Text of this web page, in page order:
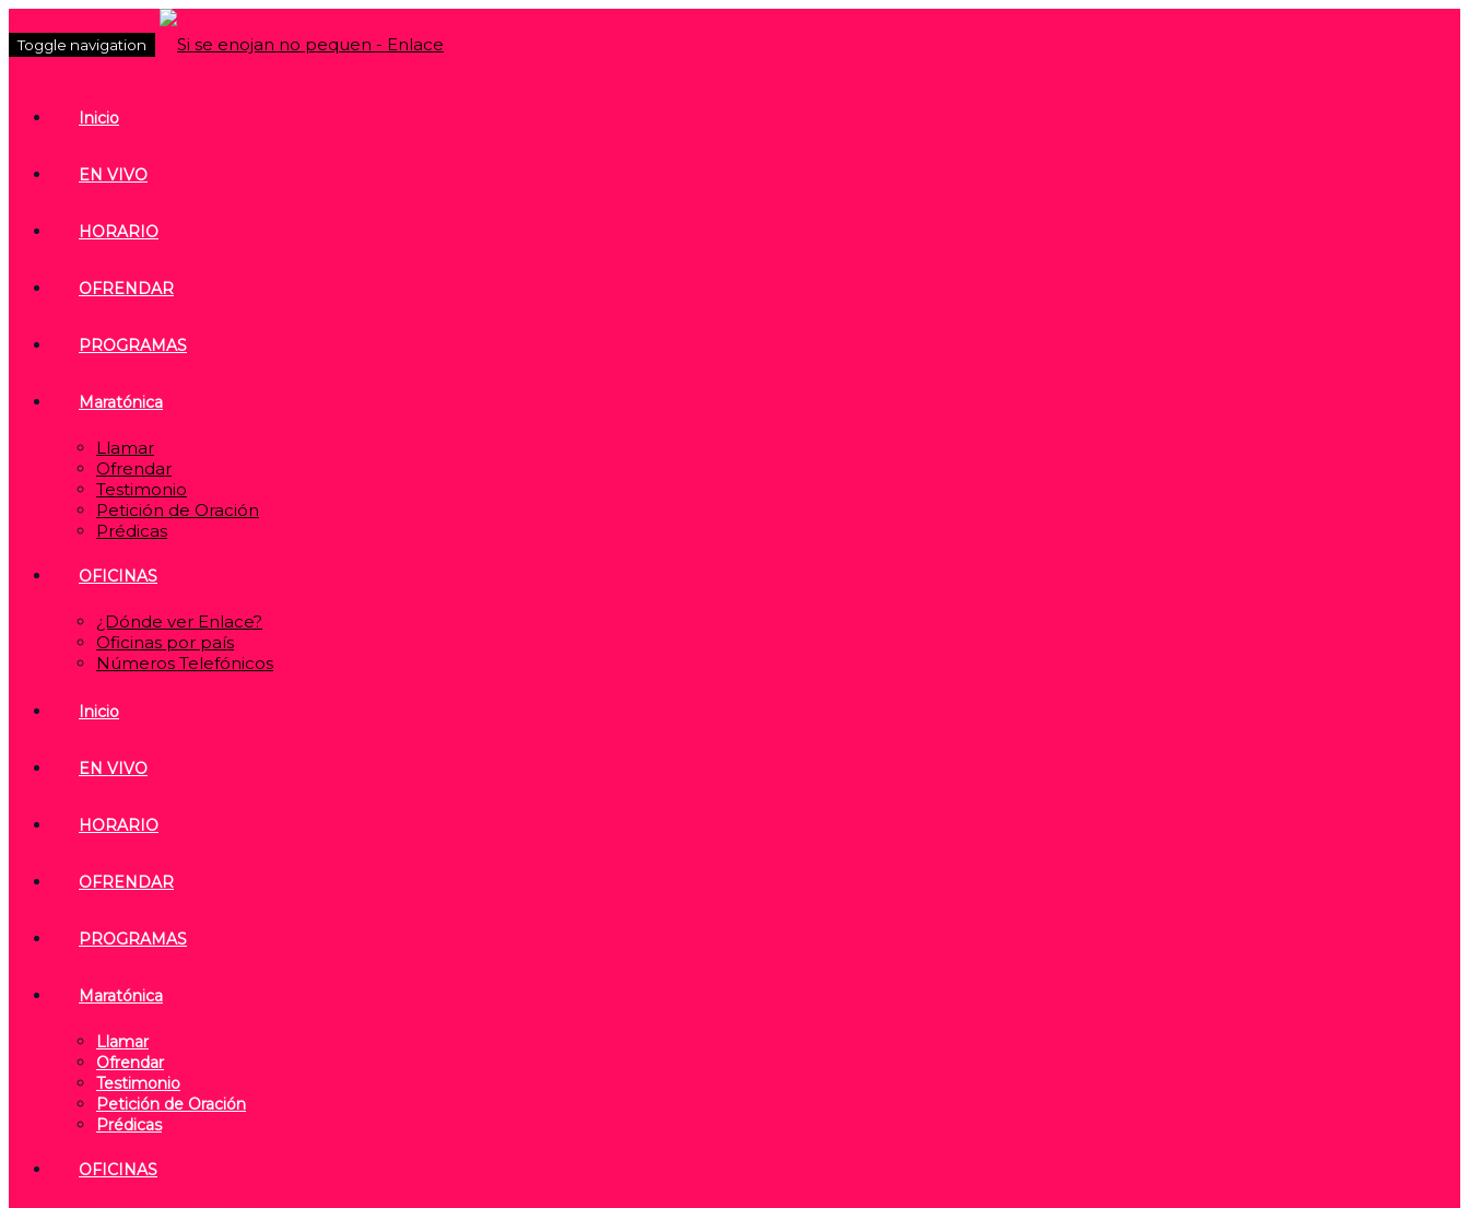
Toggle navigation
Inicio
EN VIVO
HORARIO
OFRENDAR
PROGRAMAS
Maratónica
Llamar
Ofrendar
Testimonio
Petición de Oración
Prédicas
OFICINAS
¿Dónde ver Enlace?
Oficinas por país
Números Telefónicos
Inicio
EN VIVO
HORARIO
OFRENDAR
PROGRAMAS
Maratónica
Llamar
Ofrendar
Testimonio
Petición de Oración
Prédicas
OFICINAS